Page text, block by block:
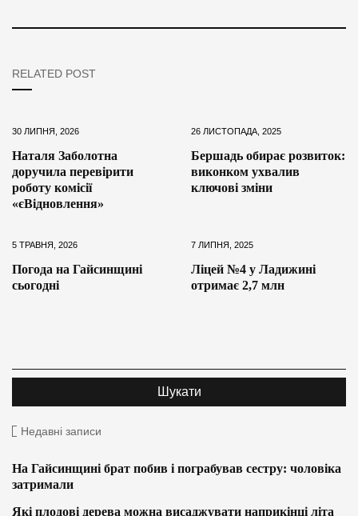
RELATED POST
30 ЛИПНЯ, 2026
Наталя Заболотна
доручила перевірити
роботу комісії
«єВідновлення»
26 ЛИСТОПАДА, 2025
Бершадь обирає розвиток:
виконком ухвалив
ключові зміни
5 ТРАВНЯ, 2026
Погода на Гайсинщині
сьогодні
7 ЛИПНЯ, 2025
Ліцей №4 у Ладижині
отримає 2,7 млн
Недавні записи
На Гайсинщині брат побив і пограбував сестру: чоловіка
затримали
Які плодові дерева можна висаджувати наприкінці літа